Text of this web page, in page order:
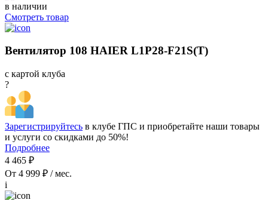
в наличии
Смотреть товар
Вентилятор 108 HAIER L1P28-F21S(T)
с картой клуба
?
Зарегистрируйтесь в клубе ГПС и приобретайте наши товары
и услуги со скидками до 50%!
Подробнее
4 465 ₽
От 4 999 ₽ / мес.
i